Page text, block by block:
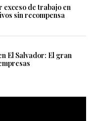
exceso de trabajo en
sin recompensa
El gran